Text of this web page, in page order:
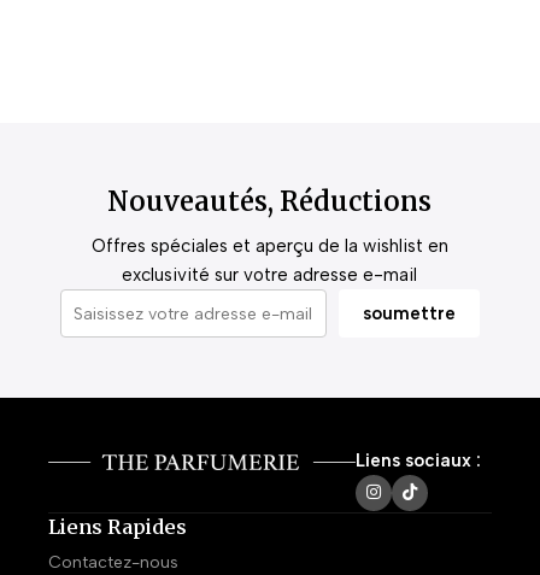
Nouveautés, Réductions
Offres spéciales et aperçu de la wishlist en
exclusivité sur votre adresse e-mail
Liens sociaux :
Liens Rapides
Contactez-nous